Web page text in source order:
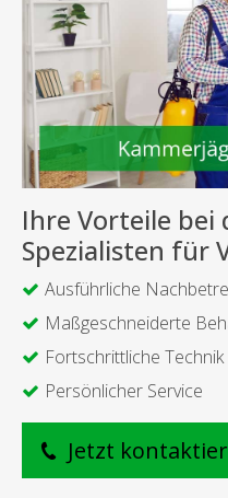
Ihre Vorteile bei
Spezialisten für
Ausführliche
Maßgeschneiderte
Fortschrittliche Technik
Persönlicher Service
Jetzt